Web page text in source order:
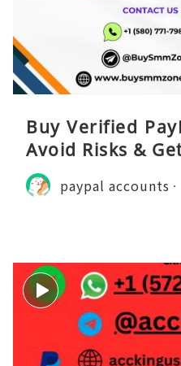
Buy Verified
Avoid Risks &
paypal accounts